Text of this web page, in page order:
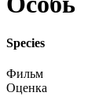
Species
Фильм
Оценка